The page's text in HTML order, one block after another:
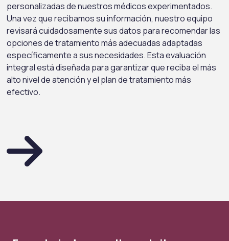
personalizadas de nuestros médicos experimentados.
Una vez que recibamos su información, nuestro equipo
revisará cuidadosamente sus datos para recomendar las
opciones de tratamiento más adecuadas adaptadas
específicamente a sus necesidades. Esta evaluación
integral está diseñada para garantizar que reciba el más
alto nivel de atención y el plan de tratamiento más
efectivo.